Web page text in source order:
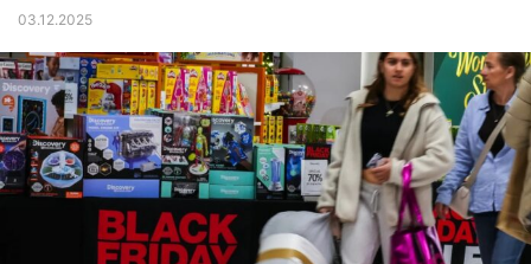
03.12.2025